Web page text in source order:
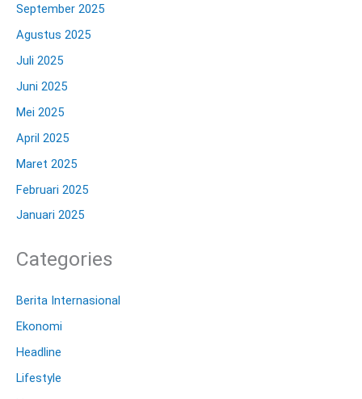
September 2025
Agustus 2025
Juli 2025
Juni 2025
Mei 2025
April 2025
Maret 2025
Februari 2025
Januari 2025
Categories
Berita Internasional
Ekonomi
Headline
Lifestyle